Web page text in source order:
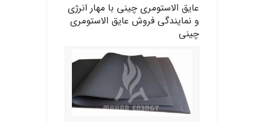
عایق الاستومری چینی با مهار انرژی
و نمایندگی فروش عایق الاستومری
چینی